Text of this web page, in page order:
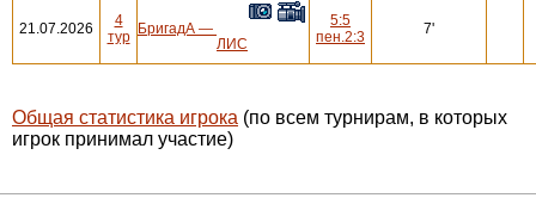
21.07.2026
4
тур БригадА —
ЛИС
5:5
пен.2:3
7'
Общая статистика игрока (по всем турнирам, в которых
игрок принимал участие)